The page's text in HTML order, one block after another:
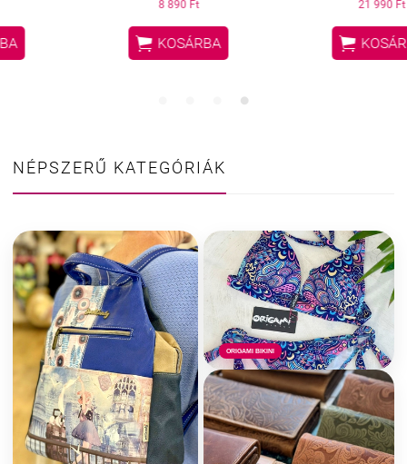
KOSÁRBA KOSÁRBA
NÉPSZERŰ KATEGÓRIÁK
ORIGAMI BIKINI